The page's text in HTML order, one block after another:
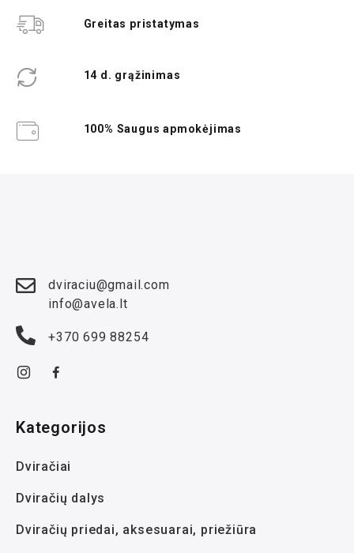
Greitas pristatymas
14 d. grąžinimas
100% Saugus apmokėjimas
dviraciu@gmail.com
info@avela.lt
+370 699 88254
Kategorijos
Dviračiai
Dviračių dalys
Dviračių priedai, aksesuarai, priežiūra